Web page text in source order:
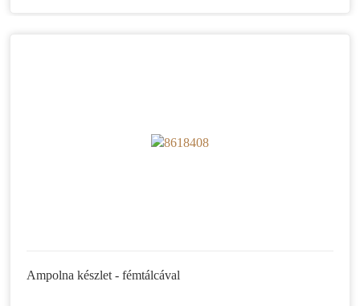
Ampolna készlet - fémtálcával